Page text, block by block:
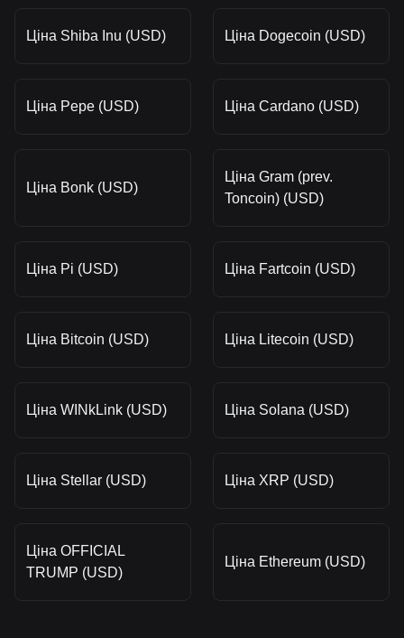
Ціна Shiba Inu (USD) Ціна Dogecoin (USD)
Ціна Pepe (USD) Ціна Cardano (USD)
Ціна Bonk (USD)
Ціна Gram (prev.
Toncoin) (USD)
Ціна Pi (USD) Ціна Fartcoin (USD)
Ціна Bitcoin (USD) Ціна Litecoin (USD)
Ціна WINkLink (USD) Ціна Solana (USD)
Ціна Stellar (USD) Ціна XRP (USD)
Ціна OFFICIAL
TRUMP (USD)
Ціна Ethereum (USD)